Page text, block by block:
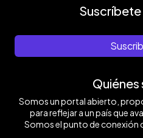
Suscríbete
Quiénes
Somos un portal abierto,
para reflejar a un país que
Somos el punto de conexión